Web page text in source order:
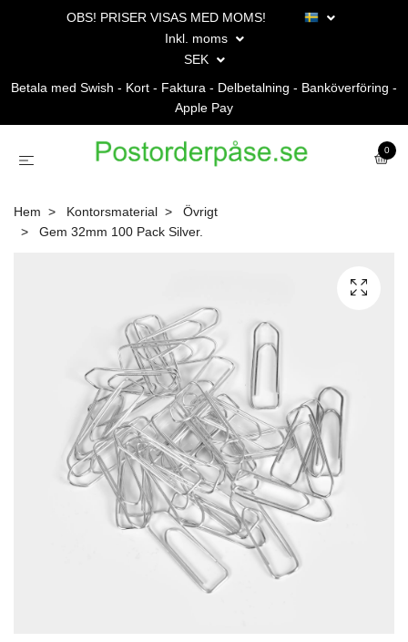
OBS! PRISER VISAS MED MOMS!
Inkl. moms
SEK
Betala med Swish - Kort - Faktura - Delbetalning - Banköverföring -
Apple Pay
0
Hem Kontorsmaterial
Övrigt
Gem 32mm 100 Pack Silver.